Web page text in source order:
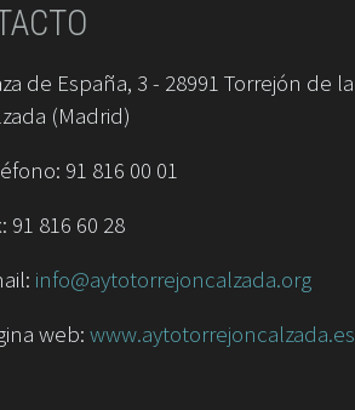
de España, 3 - 28991 Torrejón de la
(Madrid)
91 816 00 01
91 816 60 28
info@aytotorrejoncalzada.org
web: www.aytotorrejoncalzada.es